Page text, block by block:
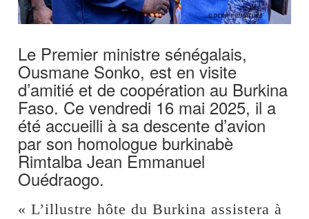
Le Premier ministre sénégalais,
Ousmane Sonko, est en visite
d’amitié et de coopération au Burkina
Faso. Ce vendredi 16 mai 2025, il a
été accueilli à sa descente d’avion
par son homologue burkinabè
Rimtalba Jean Emmanuel
Ouédraogo.
« L’illustre hôte du Burkina assistera à